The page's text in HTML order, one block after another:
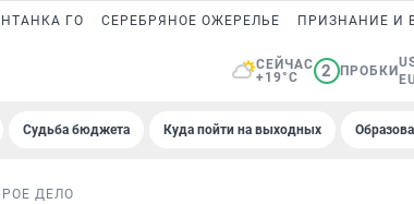
ГО СЕРЕБРЯНОЕ ОЖЕРЕЛЬЕ ПРИЗНАНИЕ И
СЕЙЧАС
+19°C
2 ПРОБКИ
Судьба бюджета Куда пойти на выходных
ДЕЛО